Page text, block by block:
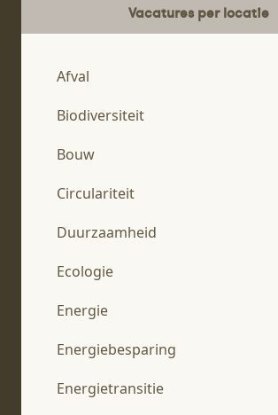
Vacatures per locatie
Afval
Biodiversiteit
Bouw
Circulariteit
Duurzaamheid
Ecologie
Energie
Energiebesparing
Energietransitie